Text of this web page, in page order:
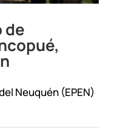
de
Neuquén (EPEN)